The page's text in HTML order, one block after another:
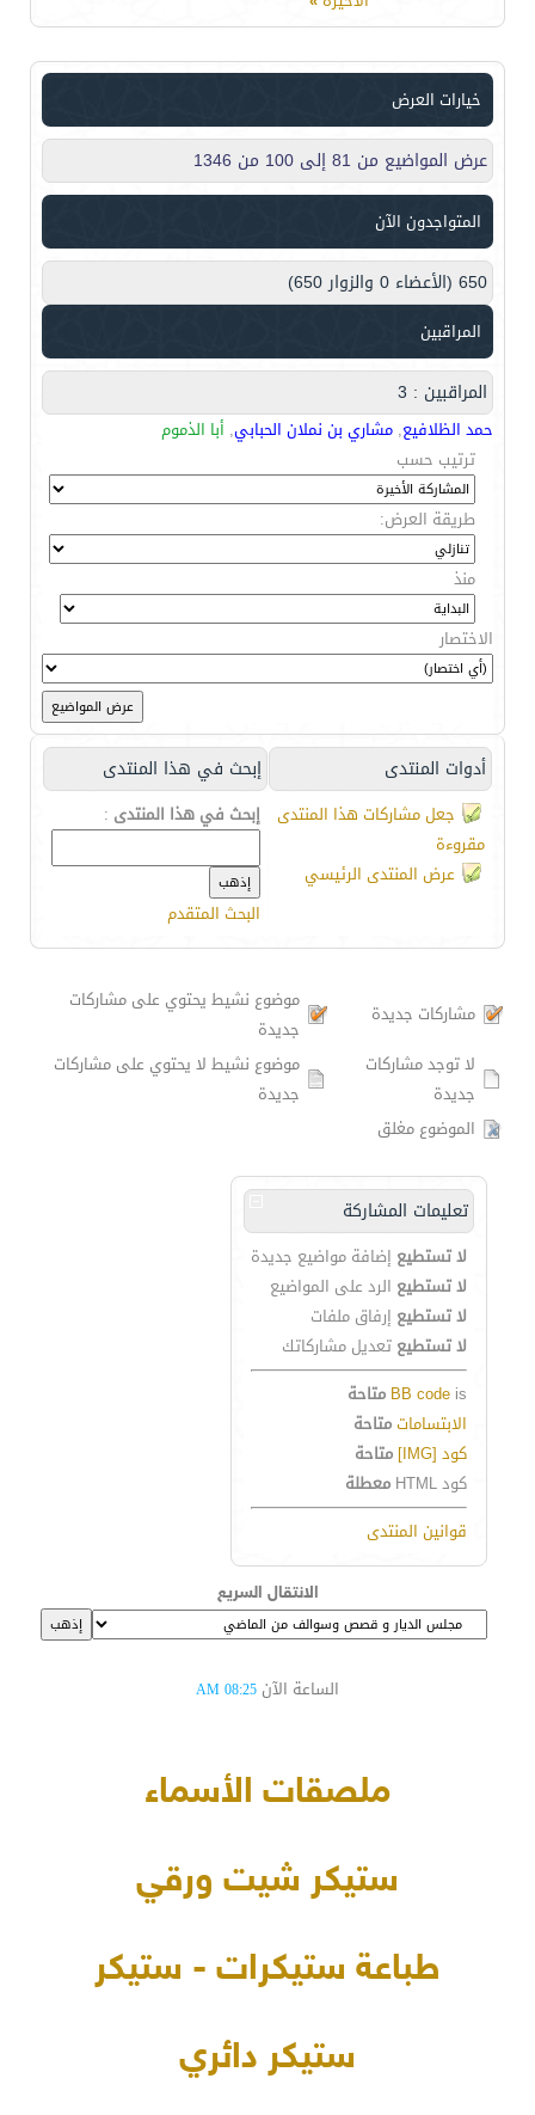
خيارات العرض
عرض المواضيع من 81 إلى 100 من 1346
المتواجدون الآن
650 (الأعضاء 0 والزوار 650)
المراقبين
المراقبين : 3
حمد الظلافيع, مشاري بن نملان الحبابي, أبا الذموم
ترتيب حسب
طريقة العرض:
منذ
الاختصار
أدوات المنتدى إبحث في هذا المنتدى
جعل مشاركات هذا المنتدى
مقروءة
عرض المنتدى الرئيسي
إبحث في هذا المنتدى :
البحث المتقدم
مشاركات جديدة
موضوع نشيط يحتوي على مشاركات
جديدة
لا توجد مشاركات
جديدة
موضوع نشيط لا يحتوي على مشاركات
جديدة
الموضوع مغلق
تعليمات المشاركة
لا تستطيع إضافة مواضيع جديدة
لا تستطيع الرد على المواضيع
لا تستطيع إرفاق ملفات
لا تستطيع تعديل مشاركاتك
BB code is
متاحة
الابتساماتمتاحة
كود [IMG]
متاحة
كود HTML
معطلة
قوانين المنتدى
الانتقال السريع
الساعة الآن 08:25 AM
ملصقات الأسماء
ستيكر شيت ورقي
طباعة ستيكرات - ستيكر
ستيكر دائري